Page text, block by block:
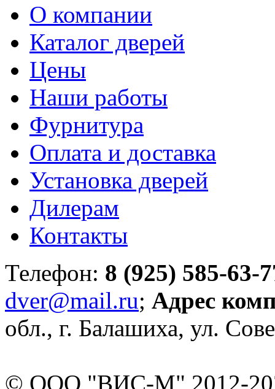
О компании
Каталог дверей
Цены
Наши работы
Фурнитура
Оплата и доставка
Установка дверей
Дилерам
Контакты
Телефон: 8 (925) 585-63-
dver@mail.ru; Адрес
обл., г. Балашиха, ул.
© ООО "ВИС-М" 2012-